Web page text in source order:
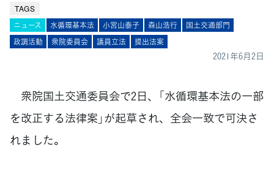
TAGS
ニュース 水循環基本法 小宮山泰子 森山浩行
国土交通部門
政調活動
衆院委員会 議員立法 提出法案
2021年6月2日
衆院国土交通委員会で2日、「水循環基本法の一部
を改正する法律案」が起草され、全会一致で可決さ
れました。